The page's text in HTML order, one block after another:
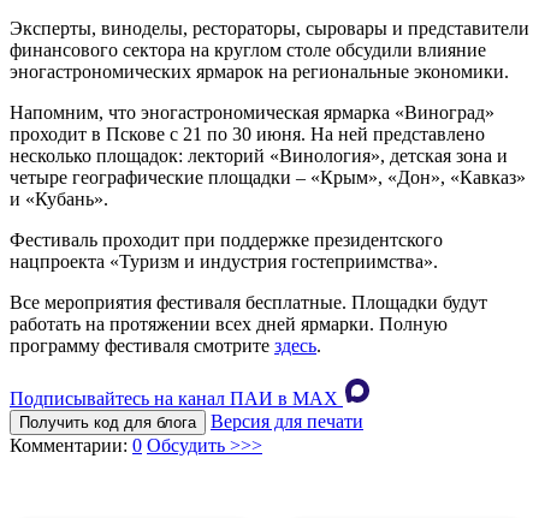
Эксперты, виноделы, рестораторы, сыровары и представители
финансового сектора на круглом столе обсудили влияние
эногастрономических ярмарок на региональные экономики.
Напомним, что эногастрономическая ярмарка «Виноград»
проходит в Пскове с 21 по 30 июня. На ней представлено
несколько площадок: лекторий «Винология», детская зона и
четыре географические площадки – «Крым», «Дон», «Кавказ»
и «Кубань».
Фестиваль проходит при поддержке президентского
нацпроекта «Туризм и индустрия гостеприимства».
Все мероприятия фестиваля бесплатные. Площадки будут
работать на протяжении всех дней ярмарки. Полную
программу фестиваля смотрите здесь.
Подписывайтесь на канал ПАИ в MAХ
Получить код для блога
Версия для печати
Комментарии: 0 Обсудить >>>